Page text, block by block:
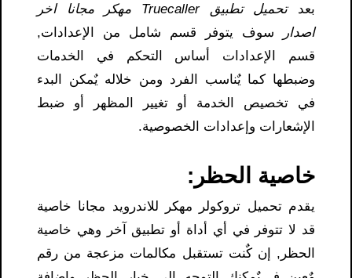
بعد
تحميل تطبيق Truecaller مهكر مجانا اخر
اصدار
سوف يتوفر قسم شامل من الإعدادات,
قسم الإعدادات أساس التحكم في الخدمات
وضبطها كما يٌناسب الفرد ومن خلاله يٌمكن البدء
في تخصيص الخدمة أو تغيير المظهر أو ضبط
الإشعارات وإعدادات الخصوصية.
خاصية الحظر :
يقدم تحميل تروكولر مهكر للاندرويد مجانا خاصية
قد لا تتوفر في أي أداة أو تطبيق آخر وهي خاصية
الحظر, إن كٌنت تستقبل مكالمات مزعجة من رقم